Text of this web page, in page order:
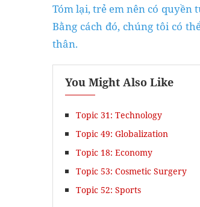
Tóm lại, trẻ em nên có quyền
Bằng cách đó, chúng tôi có
thân.
You Might Also Like
Topic 31: Technology
Topic 49: Globalization
Topic 18: Economy
Topic 53: Cosmetic Surgery
Topic 52: Sports